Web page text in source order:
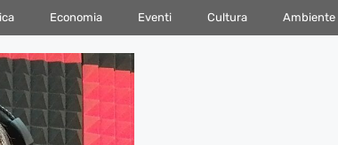
Economia Eventi Cultura Ambiente